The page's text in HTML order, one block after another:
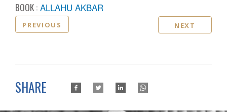
BOOK : ALLAHU AKBAR
PREVIOUS NEXT
SHARE